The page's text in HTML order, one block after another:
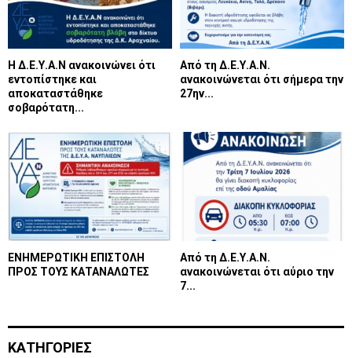
Η Δ.Ε.Υ.Α.Ν ανακοινώνει ότι
εντοπίστηκε και
αποκαταστάθηκε
σοβαρότατη...
Από τη Δ.Ε.Υ.Α.Ν.
ανακοινώνεται ότι σήμερα την
27ην...
ΕΝΗΜΕΡΩΤΙΚΗ ΕΠΙΣΤΟΛΗ
ΠΡΟΣ ΤΟΥΣ ΚΑΤΑΝΑΛΩΤΕΣ
Από τη Δ.Ε.Υ.Α.Ν.
ανακοινώνεται ότι αύριο την
7...
ΚΑΤΗΓΟΡΙΕΣ